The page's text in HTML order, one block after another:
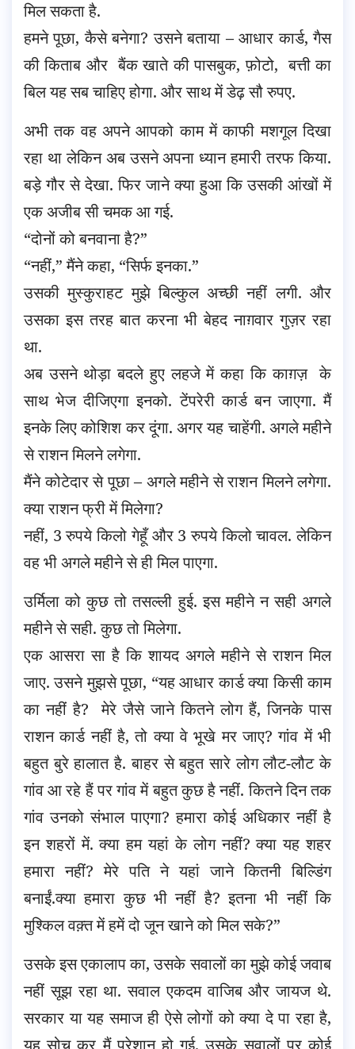
मिल सकता है.
हमने पूछा, कैसे बनेगा? उसने बताया – आधार कार्ड, गैस
की किताब और बैंक खाते की पासबुक, फ़ोटो, बत्ती का
बिल यह सब चाहिए होगा. और साथ में डेढ़ सौ रुपए.
अभी तक वह अपने आपको काम में काफी मशगूल दिखा
रहा था लेकिन अब उसने अपना ध्यान हमारी तरफ किया.
बड़े गौर से देखा. फिर जाने क्या हुआ कि उसकी आंखों में
एक अजीब सी चमक आ गई.
“दोनों को बनवाना है?”
“नहीं,” मैंने कहा, “सिर्फ इनका.”
उसकी मुस्कुराहट मुझे बिल्कुल अच्छी नहीं लगी. और
उसका इस तरह बात करना भी बेहद नाग़वार गुज़र रहा
था.
अब उसने थोड़ा बदले हुए लहजे में कहा कि काग़ज़ के
साथ भेज दीजिएगा इनको. टेंपरेरी कार्ड बन जाएगा. मैं
इनके लिए कोशिश कर दूंगा. अगर यह चाहेंगी. अगले महीने
से राशन मिलने लगेगा.
मैंने कोटेदार से पूछा – अगले महीने से राशन मिलने लगेगा.
क्या राशन फ्री में मिलेगा?
नहीं, 3 रुपये किलो गेहूँ और 3 रुपये किलो चावल. लेकिन
वह भी अगले महीने से ही मिल पाएगा.
उर्मिला को कुछ तो तसल्ली हुई. इस महीने न सही अगले
महीने से सही. कुछ तो मिलेगा.
एक आसरा सा है कि शायद अगले महीने से राशन मिल
जाए. उसने मुझसे पूछा, “यह आधार कार्ड क्या किसी काम
का नहीं है? मेरे जैसे जाने कितने लोग हैं, जिनके पास
राशन कार्ड नहीं है, तो क्या वे भूखे मर जाए? गांव में भी
बहुत बुरे हालात है. बाहर से बहुत सारे लोग लौट-लौट के
गांव आ रहे हैं पर गांव में बहुत कुछ है नहीं. कितने दिन तक
गांव उनको संभाल पाएगा? हमारा कोई अधिकार नहीं है
इन शहरों में. क्या हम यहां के लोग नहीं? क्या यह शहर
हमारा नहीं? मेरे पति ने यहां जाने कितनी बिल्डिंग
बनाईं.क्या हमारा कुछ भी नहीं है? इतना भी नहीं कि
मुश्किल वक़्त में हमें दो जून खाने को मिल सके?”
उसके इस एकालाप का, उसके सवालों का मुझे कोई जवाब
नहीं सूझ रहा था. सवाल एकदम वाजिब और जायज थे.
सरकार या यह समाज ही ऐसे लोगों को क्या दे पा रहा है,